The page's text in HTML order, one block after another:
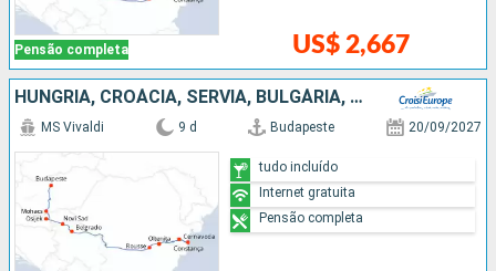
Pensão completa US$ 2,667
HUNGRIA, CROÁCIA, SÉRVIA, BULGÁRIA, ROMÊNIA
MS Vivaldi 9 d Budapeste 20/09/2027
tudo incluído
Internet gratuita
Pensão completa